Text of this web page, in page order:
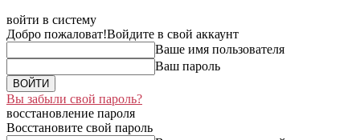
войти в систему
Добро пожаловат!Войдите в свой аккаунт
Ваше имя пользователя
Ваш пароль
Вы забыли свой пароль?
восстановление пароля
Восстановите свой пароль